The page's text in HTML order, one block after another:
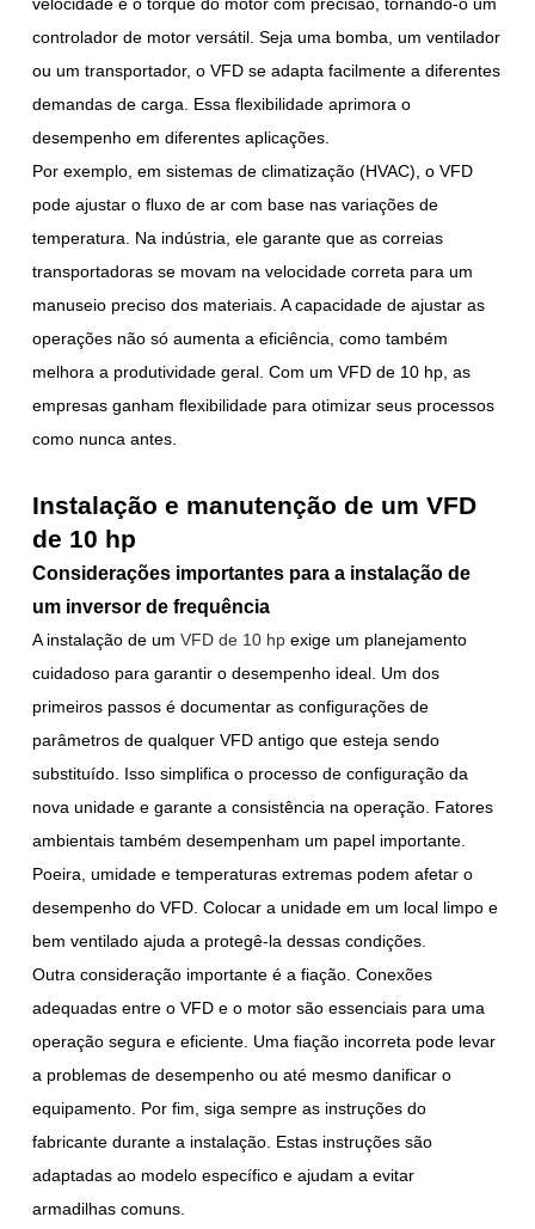
velocidade e o torque do motor com precisão, tornando-o um
controlador de motor versátil. Seja uma bomba, um ventilador
ou um transportador, o VFD se adapta facilmente a diferentes
demandas de carga. Essa flexibilidade aprimora o
desempenho em diferentes aplicações.
Por exemplo, em sistemas de climatização (HVAC), o VFD
pode ajustar o fluxo de ar com base nas variações de
temperatura. Na indústria, ele garante que as correias
transportadoras se movam na velocidade correta para um
manuseio preciso dos materiais. A capacidade de ajustar as
operações não só aumenta a eficiência, como também
melhora a produtividade geral. Com um VFD de 10 hp, as
empresas ganham flexibilidade para otimizar seus processos
como nunca antes.
Instalação e manutenção de um VFD
de 10 hp
Considerações importantes para a instalação de
um inversor de frequência
A instalação de um VFD de 10 hp exige um planejamento
cuidadoso para garantir o desempenho ideal. Um dos
primeiros passos é documentar as configurações de
parâmetros de qualquer VFD antigo que esteja sendo
substituído. Isso simplifica o processo de configuração da
nova unidade e garante a consistência na operação. Fatores
ambientais também desempenham um papel importante.
Poeira, umidade e temperaturas extremas podem afetar o
desempenho do VFD. Colocar a unidade em um local limpo e
bem ventilado ajuda a protegê-la dessas condições.
Outra consideração importante é a fiação. Conexões
adequadas entre o VFD e o motor são essenciais para uma
operação segura e eficiente. Uma fiação incorreta pode levar
a problemas de desempenho ou até mesmo danificar o
equipamento. Por fim, siga sempre as instruções do
fabricante durante a instalação. Estas instruções são
adaptadas ao modelo específico e ajudam a evitar
armadilhas comuns.